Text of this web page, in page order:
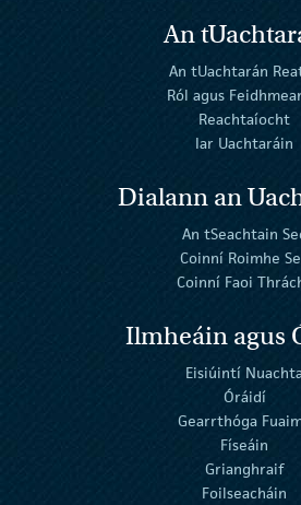
An
An tUachtarán
Ról agus
Reachtaíocht
Iar Uachtaráin
Dialann an
An tSeachtain
Coinní Roimhe
Coinní Faoi
Ilmheáin agus
Eisiúintí
Óráidí
Gearrthóga
Físeáin
Grianghraif
Foilseacháin